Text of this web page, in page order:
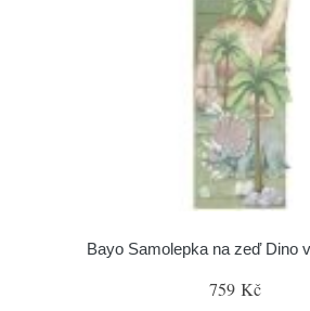
Bayo Samolepka na zeď Dino
759 Kč